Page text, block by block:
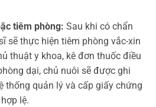
tiêm phòng: Sau khi có chẩn
sẽ thực hiện tiêm phòng vắc-xin
thuật y khoa, kê đơn thuốc điều
dại, chủ nuôi sẽ được ghi
thống quản lý và cấp giấy chứng
lệ.